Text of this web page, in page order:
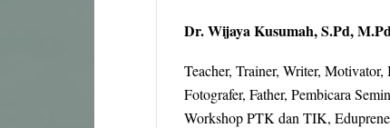
Dr. Wijaya Kusumah, S.Pd,
Teacher, Trainer, Writer, Motivator,
Fotografer, Father, Pembicara
Workshop PTK dan TIK,